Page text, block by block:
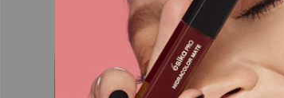
LÍQUIDO PUNTA
PLUMÓN
Tono: Negro extremo
Precio:
Compra online